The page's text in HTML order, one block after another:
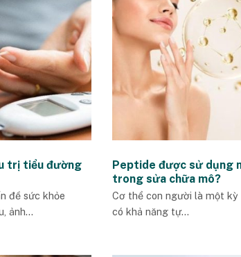
trị tiểu đường
đề sức khỏe
ảnh...
Peptide được sử dụng
trong sửa chữa mô?
Cơ thể con người là một kỳ
có khả năng tự...